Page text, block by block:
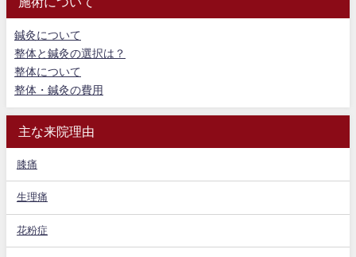
鍼灸について
整体と鍼灸の選択は？
整体について
整体・鍼灸の費用
主な来院理由
膝痛
生理痛
花粉症